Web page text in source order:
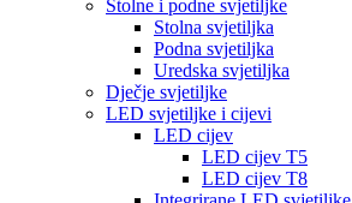
Stolne i podne svjetiljke
Stolna svjetiljka
Podna svjetiljka
Uredska svjetiljka
Dječje svjetiljke
LED svjetiljke i cijevi
LED cijev
LED cijev T5
LED cijev T8